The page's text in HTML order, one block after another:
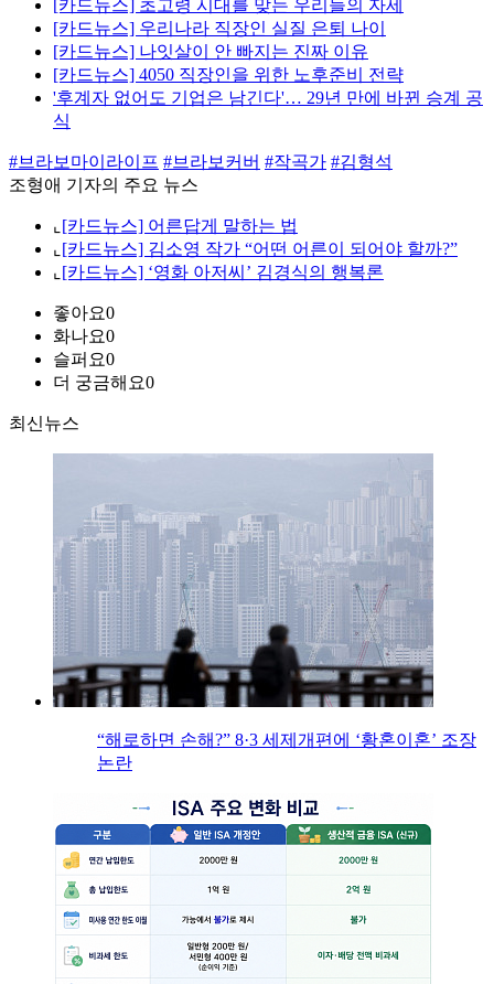
[카드뉴스] 초고령 시대를 맞는 우리들의 자세
[카드뉴스] 우리나라 직장인 실질 은퇴 나이
[카드뉴스] 나잇살이 안 빠지는 진짜 이유
[카드뉴스] 4050 직장인을 위한 노후준비 전략
'후계자 없어도 기업은 남긴다'… 29년 만에 바뀐 승계 공
식
#브라보마이라이프 #브라보커버 #작곡가 #김형석
조형애 기자의 주요 뉴스
⌞ [카드뉴스] 어른답게 말하는 법
⌞ [카드뉴스] 김소영 작가 “어떤 어른이 되어야 할까?”
⌞ [카드뉴스] ‘영화 아저씨’ 김경식의 행복론
좋아요0
화나요0
슬퍼요0
더 궁금해요0
최신뉴스
“해로하면 손해?” 8·3 세제개편에 ‘황혼이혼’ 조장
논란